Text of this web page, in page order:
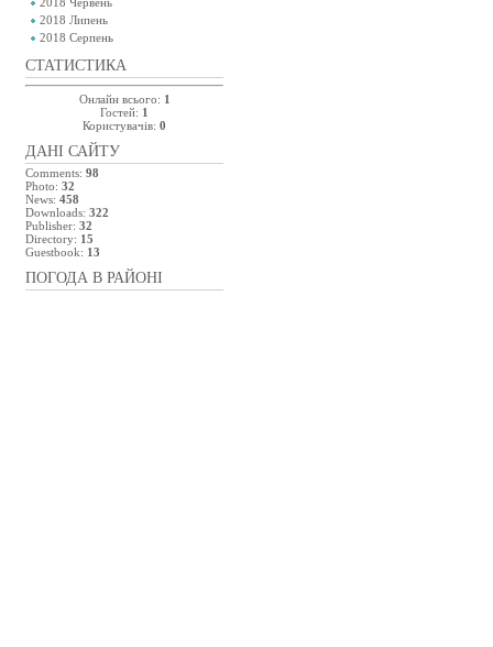
2018 Липень
2018 Серпень
СТАТИСТИКА
Онлайн всього: 1
Гостей: 1
Користувачів: 0
ДАНІ САЙТУ
Comments: 98
Photo: 32
News: 458
Downloads: 322
Publisher: 32
Directory: 15
Guestbook: 13
ПОГОДА В РАЙОНІ